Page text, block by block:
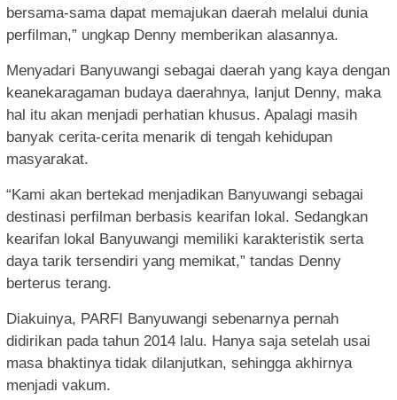
bersama-sama dapat memajukan daerah melalui dunia
perfilman,” ungkap Denny memberikan alasannya.
Menyadari Banyuwangi sebagai daerah yang kaya dengan
keanekaragaman budaya daerahnya, lanjut Denny, maka
hal itu akan menjadi perhatian khusus. Apalagi masih
banyak cerita-cerita menarik di tengah kehidupan
masyarakat.
“Kami akan bertekad menjadikan Banyuwangi sebagai
destinasi perfilman berbasis kearifan lokal. Sedangkan
kearifan lokal Banyuwangi memiliki karakteristik serta
daya tarik tersendiri yang memikat,” tandas Denny
berterus terang.
Diakuinya, PARFI Banyuwangi sebenarnya pernah
didirikan pada tahun 2014 lalu. Hanya saja setelah usai
masa bhaktinya tidak dilanjutkan, sehingga akhirnya
menjadi vakum.